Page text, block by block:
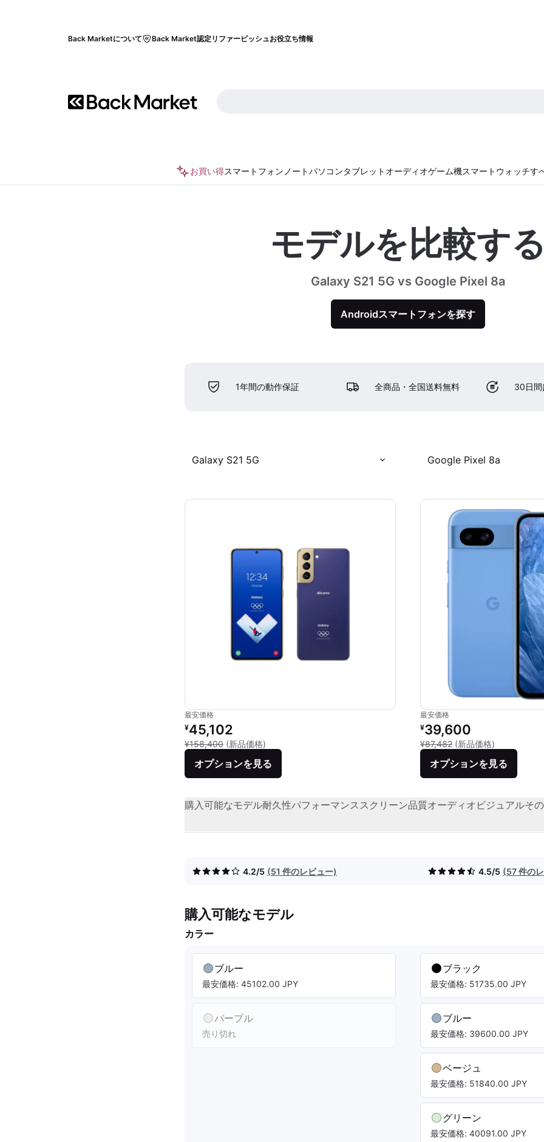
Back Marketについて Back Market認定リファービッシュお役立ち情報
お買い得スマートフォン ノートパソコンタブレット オーディオゲーム機スマートウォッチす
モデルを比較する
Galaxy S21 5G vs Google Pixel 8a
Androidスマートフォンを探す
1年間の動作保証 全商品・全国送料無料 30日間
Galaxy S21 5G Google Pixel 8a
最安価格
リファービッシュ品の価格：
¥45,102
¥158,400 (新品価格)
オプションを見る
最安価格
リファービッシュ品の価格：
¥39,600
¥87,482 (新品価格)
オプションを見る
購入可能なモデル耐久性パフォーマンススクリーン品質オーディオビジュアルそ
4.2/5 (51 件のレビュー) 4.5/5 (57 件の
購入可能なモデル
カラー
ブルー
最安価格: 45102.00 JPY
パープル
売り切れ
ブラック
最安価格: 51735.00 JPY
ブルー
最安価格: 39600.00 JPY
ベージュ
最安価格: 51840.00 JPY
グリーン
最安価格: 40091.00 JPY